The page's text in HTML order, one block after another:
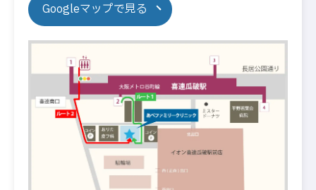
Googleマップで見る